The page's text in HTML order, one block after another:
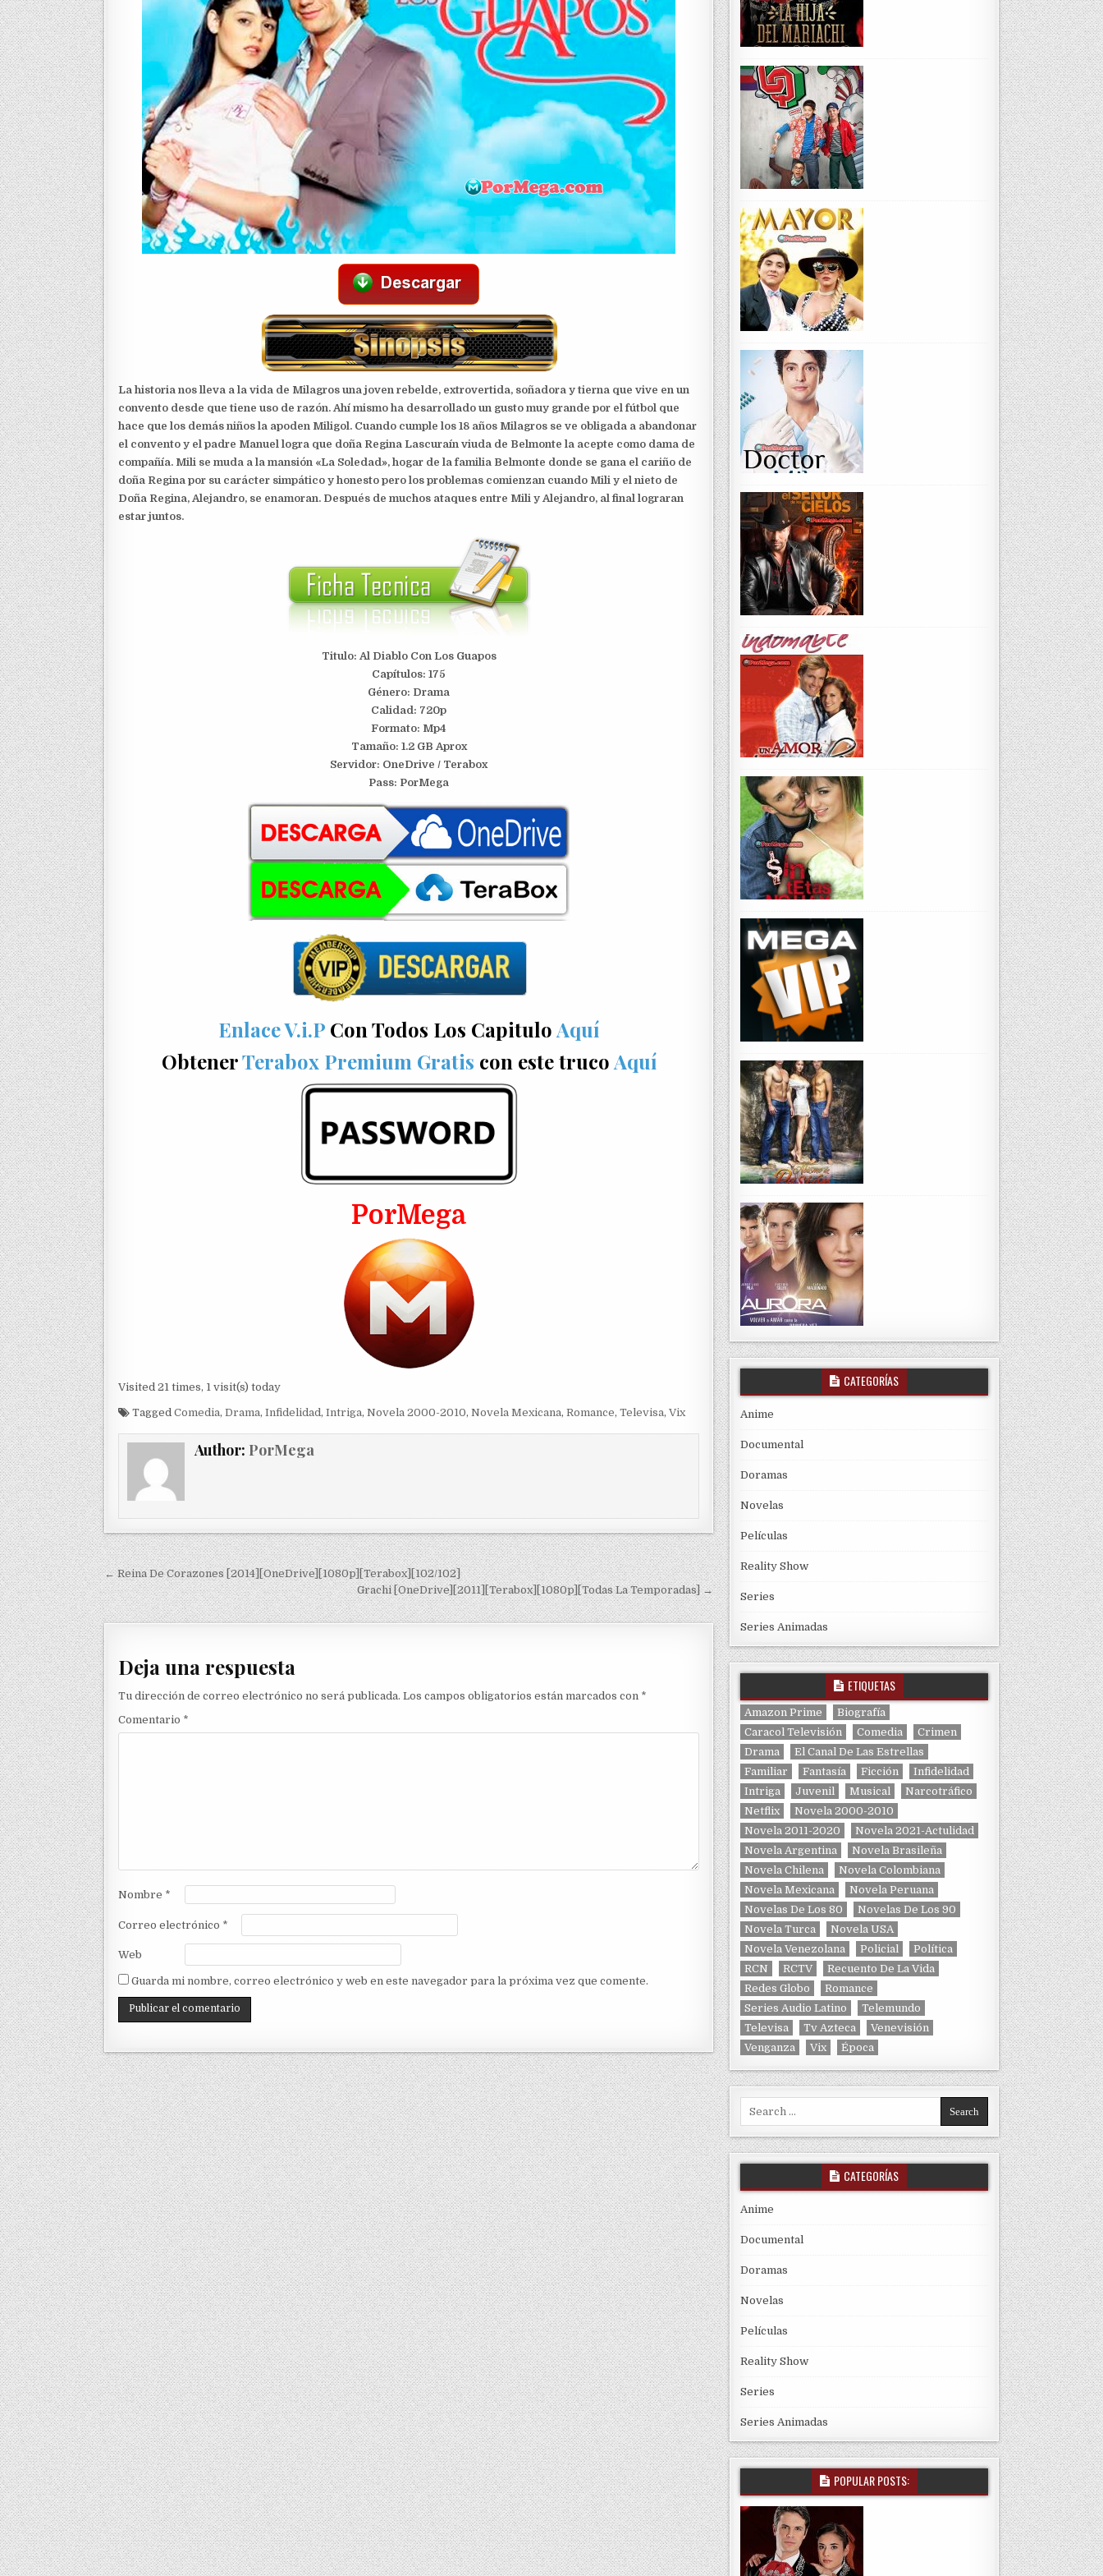
La historia nos lleva a la vida de Milagros una joven rebelde, extrovertida, soñadora y tierna que vive en un
convento desde que tiene uso de razón. Ahí mismo ha desarrollado un gusto muy grande por el fútbol que
hace que los demás niños la apoden Miligol. Cuando cumple los 18 años Milagros se ve obligada a abandonar
el convento y el padre Manuel logra que doña Regina Lascuraín viuda de Belmonte la acepte como dama de
compañía. Mili se muda a la mansión «La Soledad», hogar de la familia Belmonte donde se gana el cariño de
doña Regina por su carácter simpático y honesto pero los problemas comienzan cuando Mili y el nieto de
Doña Regina, Alejandro, se enamoran. Después de muchos ataques entre Mili y Alejandro, al final lograran
estar juntos.
Titulo: Al Diablo Con Los Guapos
Capítulos: 175
Género: Drama
Calidad: 720p
Formato: Mp4
Tamaño: 1.2 GB Aprox
Servidor: OneDrive / Terabox
Pass: PorMega
Enlace V.i.P Con Todos Los CapituloAquí
ObtenerTerabox Premium Gratis con este truco Aquí
PorMega
Visited 21 times, 1 visit(s) today
Tagged Comedia, Drama, Infidelidad, Intriga, Novela 2000-2010, Novela Mexicana, Romance, Televisa, Vix
Author: PorMega
Navegación de entradas
← Reina De Corazones [2014][OneDrive][1080p][Terabox][102/102]
Grachi [OneDrive][2011][Terabox][1080p][Todas La Temporadas] →
Deja una respuesta
Tu dirección de correo electrónico no será publicada. Los campos obligatorios están marcados con *
Comentario *
Nombre *
Correo electrónico *
Web
Guarda mi nombre, correo electrónico y web en este navegador para la próxima vez que comente.
CATEGORÍAS
Anime
Documental
Doramas
Novelas
Películas
Reality Show
Series
Series Animadas
ETIQUETAS
Amazon Prime
Biografía
Caracol Televisión
Comedia
Crimen
Drama
El Canal De Las Estrellas
Familiar
Fantasía Ficción
Infidelidad
Intriga
Juvenil Musical
Narcotráfico
Netflix
Novela 2000-2010
Novela 2011-2020
Novela 2021-Actulidad
Novela Argentina
Novela Brasileña
Novela Chilena
Novela Colombiana
Novela Mexicana
Novela Peruana
Novelas De Los 80
Novelas De Los 90
Novela Turca
Novela USA
Novela Venezolana
Policial
Política
RCN
RCTV
Recuento De La Vida
Redes Globo
Romance
Series Audio Latino
Telemundo
Televisa
Tv Azteca
Venevisión
Venganza
Vix Época
Search for:
CATEGORÍAS
Anime
Documental
Doramas
Novelas
Películas
Reality Show
Series
Series Animadas
POPULAR POSTS: